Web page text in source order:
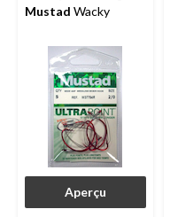
Mustad Wacky
Aperçu